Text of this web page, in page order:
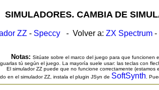
SIMULADORES. CAMBIA DE
ZZ - Speccy - Volver a: ZX Spectrum -
Notas: Sitúate sobre el marco del juego para que funcionen
tú según el juego. La mayoría suele usar: las teclas con
El simulador ZZ puede que no funcione correctamente (estamos
en el simulador ZZ, instala el plugin JSyn de SoftSynth .